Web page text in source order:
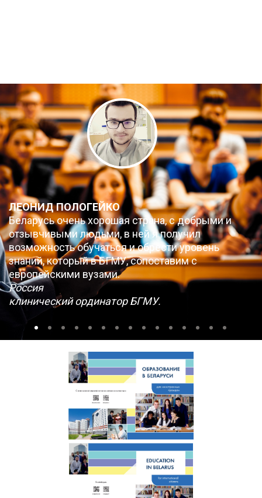
ЛЕОНИД ПОЛОГЕЙКО
Беларусь очень хорошая страна, с добрыми и
отзывчивыми людьми, в ней я получил
возможность обучаться и обрести уровень
знаний, который в БГМУ, сопоставим с
европейскими вузами.
Россия
клинический ординатор БГМУ.